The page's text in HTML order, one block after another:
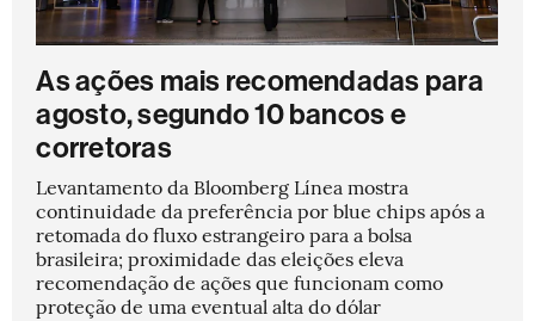
As ações mais recomendadas para
agosto, segundo 10 bancos e
corretoras
Levantamento da Bloomberg Línea mostra
continuidade da preferência por blue chips após a
retomada do fluxo estrangeiro para a bolsa
brasileira; proximidade das eleições eleva
recomendação de ações que funcionam como
proteção de uma eventual alta do dólar